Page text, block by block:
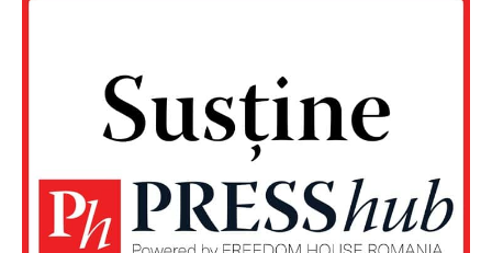
Un proiect
FREEDOM HOUSE ROMÂNIA